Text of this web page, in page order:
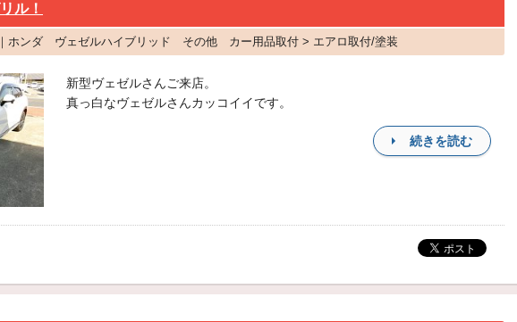
ル！
ホンダ ヴェゼルハイブリッド その他 カー用品取付 > エアロ取付/塗装
新型ヴェゼルさんご来店。
真っ白なヴェゼルさんカッコイイです。
続きを読む